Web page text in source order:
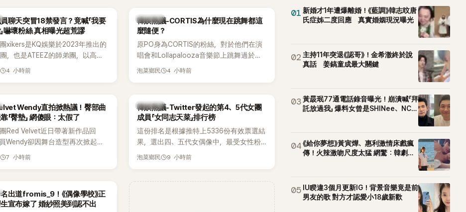
聊天突冒18禁發言？竟喊「我要
嚇壞粉絲 真相曝光超荒謬
xikers是KQ娛樂於2023年推出的
，也是ATEEZ的師弟團，以高完
台、充滿爆發力的表演及Hip-Hop
4 小時前
熱議討論
韓娛熱議-CORTIS為什麼現在跳舞都這
麼隨便？
原PO身為CORTIS的粉絲，對於他們在演
唱會和Lollapalooza音樂節上跳舞過於隨
便感到不滿，認為舞蹈是他們走紅的重要
泡菜鄉民 4 小時前
Wendy直拍掀熱議！臀部曲
「臀墊」 網傻眼：太假了
Red Velvet近日帶著新作品回
Wendy卻因舞台造型再次掀起討
日前才因暴瘦身形受到外界關注，
7 小時前
熱議討論
韓娛熱議-Twitter發起的第4、5代女團
成員「女同志天菜」排行榜
這份排名是根據推特上5336份有效票選結
果，選出四、五代女偶像中，最受女性粉
絲喜愛的成員。其中，HATS2HEARTS成
泡菜鄉民 9 小時前
出道fromis_9！《偶像學校》正
宣布嫁了 婚紗照美到認不出
01 新婚才1年遭爆離婚！《藍調》韓志旼唐
氏症姊二度回應 真實婚姻現況曝光
02 主持11年突退《認哥》！金希澈終於說
真話 姜鎬童成最大關鍵
03黃晸珉77通電話錄音曝光！崩潰喊「拜
託放過我」 爆料女曾是SHINee、NCT
04《給你夢想》黃寅燁、惠利激情床戲瘋
傳！火辣激吻尺度太猛 網驚：韓劇太
05 IU睽違3個月更新IG！背景音樂竟是前
男友的歌 對方才認愛小18歲新歡